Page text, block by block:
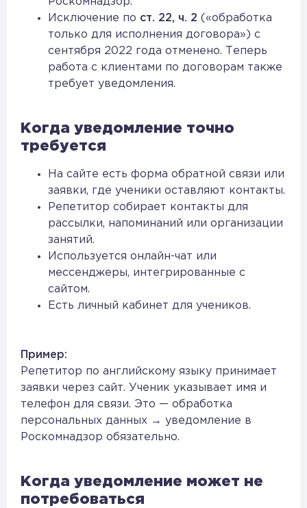
Исключение по ст. 22, ч. 2 («обработка
только для исполнения договора») с
сентября 2022 года отменено. Теперь
работа с клиентами по договорам также
требует уведомления.
Когда уведомление точно
требуется
На сайте есть форма обратной связи или
заявки, где ученики оставляют контакты.
Репетитор собирает контакты для
рассылки, напоминаний или организации
занятий.
Используется онлайн-чат или
мессенджеры, интегрированные с
сайтом.
Есть личный кабинет для учеников.
Пример:
Репетитор по английскому языку принимает
заявки через сайт. Ученик указывает имя и
телефон для связи. Это — обработка
персональных данных → уведомление в
Роскомнадзор обязательно.
Когда уведомление может не
потребоваться